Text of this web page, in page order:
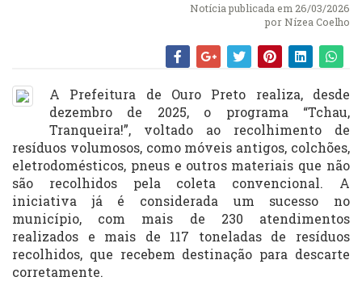
Notícia publicada em 26/03/2026
por Nízea Coelho
A Prefeitura de Ouro Preto realiza, desde
dezembro de 2025, o programa “Tchau,
Tranqueira!”, voltado ao recolhimento de
resíduos volumosos, como móveis antigos, colchões,
eletrodomésticos, pneus e outros materiais que não
são recolhidos pela coleta convencional. A
iniciativa já é considerada um sucesso no
município, com mais de 230 atendimentos
realizados e mais de 117 toneladas de resíduos
recolhidos, que recebem destinação para descarte
corretamente.